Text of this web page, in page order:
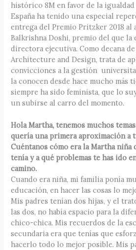
histórico 8M en favor de la igualdad
España ha tenido una especial
entrega del Premio Pritzker 2018
Balkrishna Doshi, premio del que la
directora ejecutiva. Como decana
Architecture and Design, trata de
convicciones a la gestión
la conocen desde hace mucho más
siempre ha sido feminista, que lo
un subirse al carro del momento.
Hola Martha, tenemos muchos
quería una primera aproximación a
Cuéntanos cómo era la Martha niña
tenía y a qué problemas te has ido
camino.
Cuando era niña, mi familia ponía
educación, en hacer las cosas lo
Mis padres tenían dos hijas, y el
las dos, no había espacio para la
chico-chica. Mis recuerdos de la
secundaria era que tenías que
hacerlo todo lo mejor posible. Mis